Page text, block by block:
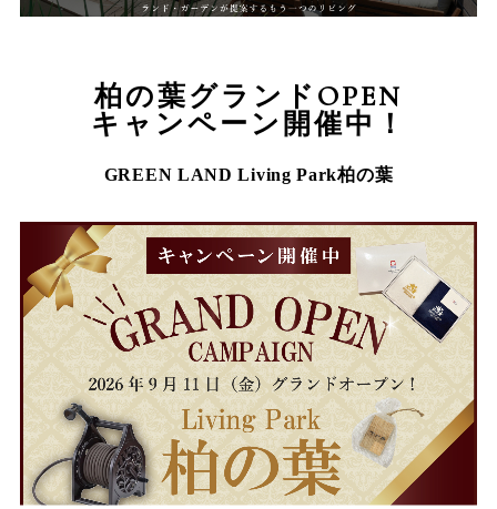
柏の葉グランドOPEN
キャンペーン開催中！
GREEN LAND Living Park柏の葉